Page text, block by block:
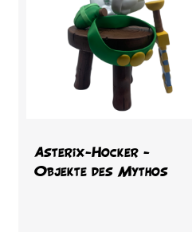
Asterix-Hocker -
Objekte des Mythos